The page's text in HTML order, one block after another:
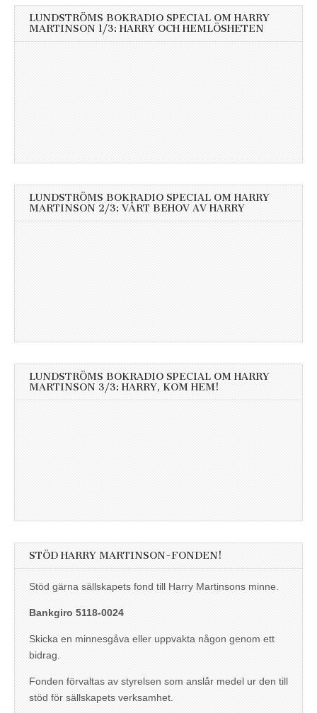
LUNDSTRÖMS BOKRADIO SPECIAL OM HARRY
MARTINSON 1/3: HARRY OCH HEMLÖSHETEN
LUNDSTRÖMS BOKRADIO SPECIAL OM HARRY
MARTINSON 2/3: VÅRT BEHOV AV HARRY
LUNDSTRÖMS BOKRADIO SPECIAL OM HARRY
MARTINSON 3/3: HARRY, KOM HEM!
STÖD HARRY MARTINSON-FONDEN!
Stöd gärna sällskapets fond till Harry Martinsons minne.
Bankgiro 5118-0024
Skicka en minnesgåva eller uppvakta någon genom ett
bidrag.
Fonden förvaltas av styrelsen som anslår medel ur den till
stöd för sällskapets verksamhet.